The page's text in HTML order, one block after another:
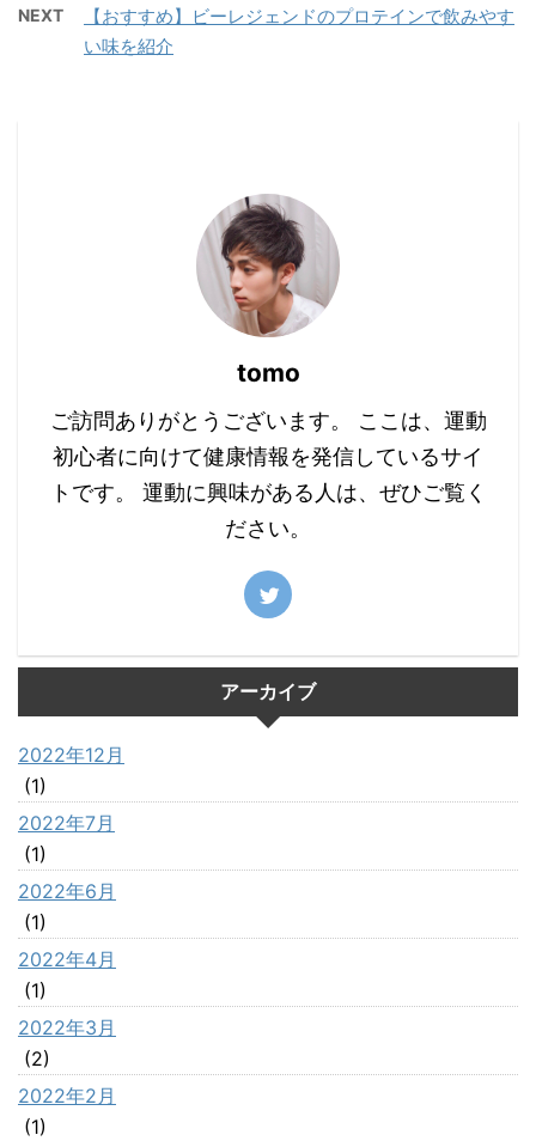
NEXT
【おすすめ】ビーレジェンドのプロテインで飲みやす
い味を紹介
tomo
ご訪問ありがとうございます。 ここは、運動
初心者に向けて健康情報を発信しているサイ
トです。 運動に興味がある人は、ぜひご覧く
ださい。
アーカイブ
2022年12月
(1)
2022年7月
(1)
2022年6月
(1)
2022年4月
(1)
2022年3月
(2)
2022年2月
(1)